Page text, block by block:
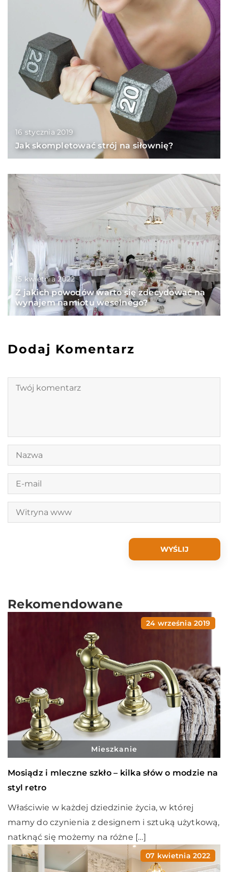
16 stycznia 2019
Jak skompletować strój na siłownię?
15 kwietnia 2022
Z jakich powodów warto się zdecydować na
wynajem namiotu weselnego?
Dodaj Komentarz
Rekomendowane
24 września 2019
Mieszkanie
Mosiądz i mleczne szkło – kilka słów o modzie na
styl retro
Właściwie w każdej dziedzinie życia, w której
mamy do czynienia z designem i sztuką użytkową,
natknąć się możemy na różne […]
07 kwietnia 2022